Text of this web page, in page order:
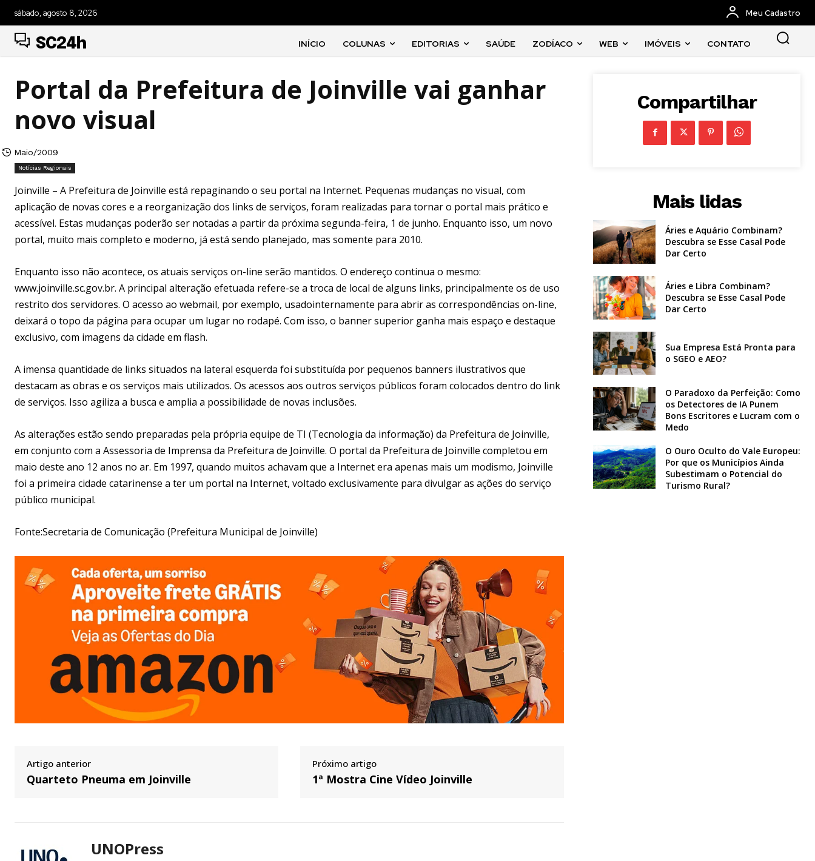
sábado, agosto 8, 2026 Meu Cadastro
SC24h INÍCIO COLUNAS EDITORIAS SAÚDE ZODÍACO WEB IMÓVEIS CONTATO
Portal da Prefeitura de Joinville vai ganhar
novo visual
Maio/2009
Notícias Regionais
Joinville – A Prefeitura de Joinville está repaginando o seu portal na Internet. Pequenas mudanças no visual, com
aplicação de novas cores e a reorganização dos links de serviços, foram realizadas para tornar o portal mais prático e
acessível. Estas mudanças poderão ser notadas a partir da próxima segunda-feira, 1 de junho. Enquanto isso, um novo
portal, muito mais completo e moderno, já está sendo planejado, mas somente para 2010.
Enquanto isso não acontece, os atuais serviços on-line serão mantidos. O endereço continua o mesmo:
www.joinville.sc.gov.br. A principal alteração efetuada refere-se a troca de local de alguns links, principalmente os de uso
restrito dos servidores. O acesso ao webmail, por exemplo, usadointernamente para abrir as correspondências on-line,
deixará o topo da página para ocupar um lugar no rodapé. Com isso, o banner superior ganha mais espaço e destaque
exclusivo, com imagens da cidade em flash.
A imensa quantidade de links situados na lateral esquerda foi substituída por pequenos banners ilustrativos que
destacam as obras e os serviços mais utilizados. Os acessos aos outros serviços públicos foram colocados dentro do link
de serviços. Isso agiliza a busca e amplia a possibilidade de novas inclusões.
As alterações estão sendo preparadas pela própria equipe de TI (Tecnologia da informação) da Prefeitura de Joinville,
em conjunto com a Assessoria de Imprensa da Prefeitura de Joinville. O portal da Prefeitura de Joinville completou em
maio deste ano 12 anos no ar. Em 1997, quando muitos achavam que a Internet era apenas mais um modismo, Joinville
foi a primeira cidade catarinense a ter um portal na Internet, voltado exclusivamente para divulgar as ações do serviço
público municipal.
Fonte:Secretaria de Comunicação (Prefeitura Municipal de Joinville)
Artigo anterior
Quarteto Pneuma em Joinville
Próximo artigo
1ª Mostra Cine Vídeo Joinville
UNOPress
Compartilhar
Mais lidas
Áries e Aquário Combinam?
Descubra se Esse Casal Pode
Dar Certo
Áries e Libra Combinam?
Descubra se Esse Casal Pode
Dar Certo
Sua Empresa Está Pronta para
o SGEO e AEO?
O Paradoxo da Perfeição: Como
os Detectores de IA Punem
Bons Escritores e Lucram com o
Medo
O Ouro Oculto do Vale Europeu:
Por que os Municípios Ainda
Subestimam o Potencial do
Turismo Rural?